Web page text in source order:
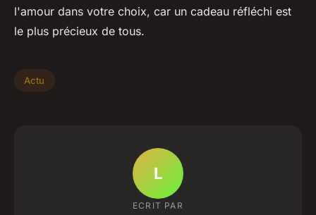
l'amour dans votre choix, car un cadeau réfléchi est
le plus précieux de tous.
Actu
L
ECRIT PAR